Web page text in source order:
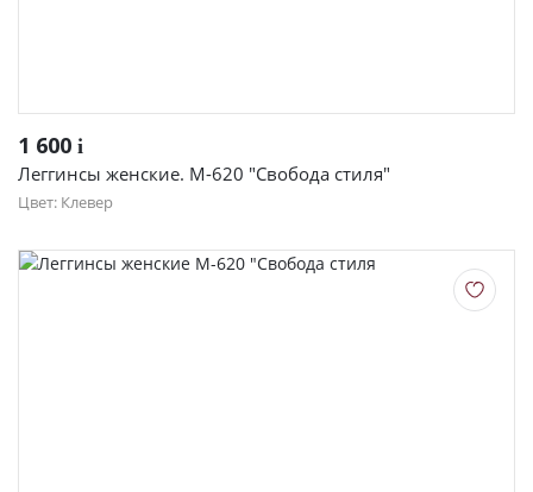
1 600 i
Леггинсы женские. М-620 "Свобода стиля"
Цвет: Клевер